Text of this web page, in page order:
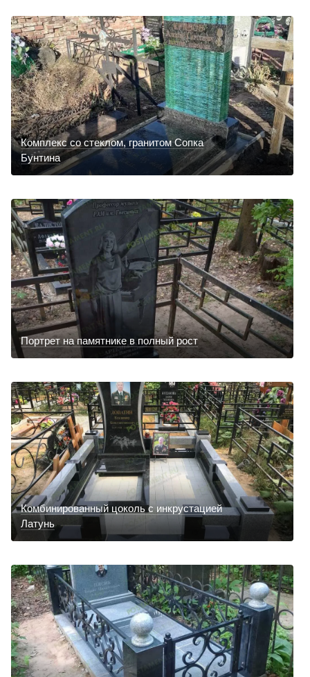
Комплекс со стеклом, гранитом Сопка
Бунтина
Портрет на памятнике в полный рост
Комбинированный цоколь с инкрустацией
Латунь